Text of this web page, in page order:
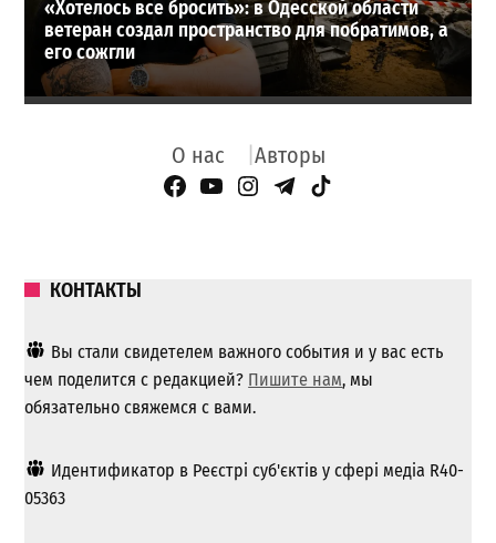
«Хотелось все бросить»: в Одесской области
ветеран создал пространство для побратимов, а
его сожгли
О нас Авторы
Facebook Page
YouTube
Instagram
Telegram
TikTok
КОНТАКТЫ
Вы стали свидетелем важного события и у вас есть
чем поделится с редакцией? Пишите нам, мы
обязательно свяжемся с вами.
Идентификатор в Реєстрі суб'єктів у сфері медіа R40-
05363